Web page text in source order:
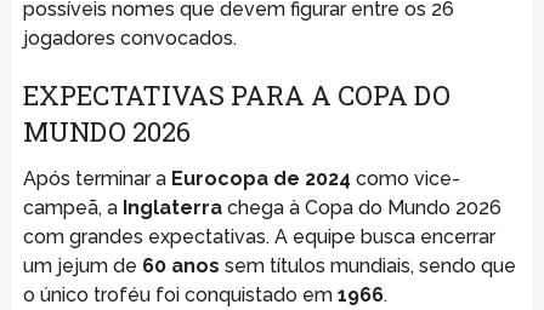
possíveis nomes que devem figurar entre os 26
jogadores convocados.
EXPECTATIVAS PARA A COPA DO
MUNDO 2026
Após terminar a Eurocopa de 2024 como vice-
campeã, a Inglaterrachega à Copa do Mundo 2026
com grandes expectativas. A equipe busca encerrar
um jejum de 60 anos sem títulos mundiais, sendo que
o único troféu foi conquistado em 1966.